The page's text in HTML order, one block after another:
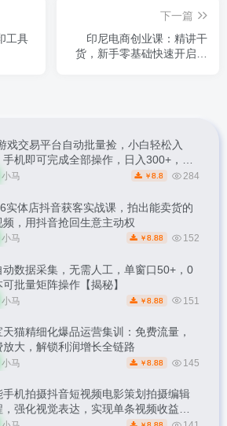
工具
下一篇
印尼电商创业课：精讲干
货，新手零基础快速开启跨
戏交易平台自动批量捡，小白轻松入
手机即可完成全部操作，日入300+，轻
【揭秘】
小马 ￥ 8.8 284
实体店抖音获客实战课，拍出能卖货的
频，用抖音抢回生意主动权
小马 ￥ 8.88 152
动数据采集，无需人工，单窗口50+，0
可批量矩阵操作【揭秘】
小马 ￥ 8.88 151
天猫精细化爆品运营集训：免费流量，
放大，解锁利润增长全链路
小马 ￥ 8.88 145
手机拍摄抖音短视频电影策划拍摄编辑
，强化视觉表达，实现单条视频收益破